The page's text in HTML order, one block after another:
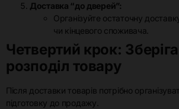
Доставка “до дверей”:
Організуйте остаточну
чи кінцевого споживача.
Четвертий крок:
розподіл товару
Після доставки товарів потрібно
підготовку до продажу.